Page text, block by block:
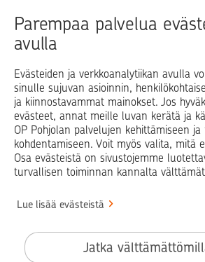
Parempaa palvelua
avulla
Evästeiden ja verkkoanalytiikan avulla
sinulle sujuvan asioinnin,
ja kiinnostavammat mainokset. Jos
evästeet, annat meille luvan kerätä ja
OP Pohjolan palvelujen kehittämiseen
kohdentamiseen. Voit myös valita, mitä
Osa evästeistä on sivustojemme
turvallisen toiminnan kannalta
Lue lisää evästeistä
Jatka
Raha Elämä
Blogit ja puheenvuorot
Op.fi OP Koti Pohjola
Facebook
X LinkedInInstagram
Käyttöehdot